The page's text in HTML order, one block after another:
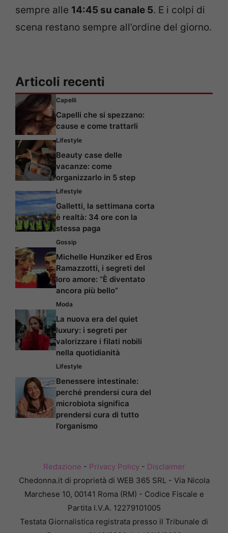
sempre alle 14:45 su canale 5. E i colpi di
scena restano sempre all’ordine del giorno.
Articoli recenti
Capelli
Capelli che si spezzano:
cause e come trattarli
Lifestyle
Beauty case delle
vacanze: come
organizzarlo in 5 step
Lifestyle
Galletti, la settimana corta
è realtà: 34 ore con la
stessa paga
Gossip
Michelle Hunziker ed Eros
Ramazzotti, i segreti del
loro amore: “È diventato
ancora più bello”
Moda
La nuova era del quiet
luxury: i segreti per
valorizzare i filati nobili
nella quotidianità
Lifestyle
Benessere intestinale:
perché prendersi cura del
microbiota significa
prendersi cura di tutto
l’organismo
Redazione - Privacy Policy- Disclaimer
Chedonna.it di proprietà di WEB 365 SRL - Via Nicola
Marchese 10, 00141 Roma (RM) - Codice Fiscale e
Partita I.V.A. 12279101005
Testata Giornalistica registrata presso il Tribunale di